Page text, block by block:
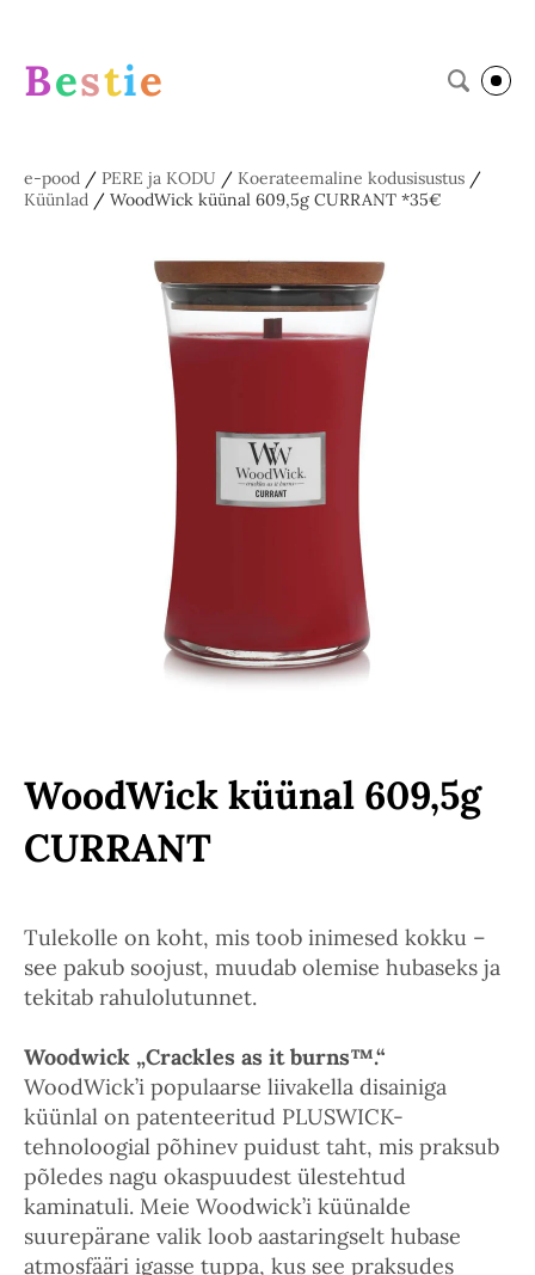
Bestie
e-pood / PERE ja KODU / Koerateemaline kodusisustus /
Küünlad / WoodWick küünal 609,5g CURRANT *35€
WoodWick küünal 609,5g
CURRANT
Tulekolle on koht, mis toob inimesed kokku –
see pakub soojust, muudab olemise hubaseks ja
tekitab rahulolutunnet.
Woodwick „Crackles as it burns™.“
WoodWick’i populaarse liivakella disainiga
küünlal on patenteeritud PLUSWICK-
tehnoloogial põhinev puidust taht, mis praksub
põledes nagu okaspuudest ülestehtud
kaminatuli. Meie Woodwick’i küünalde
suurepärane valik loob aastaringselt hubase
atmosfääri igasse tuppa, kus see praksudes